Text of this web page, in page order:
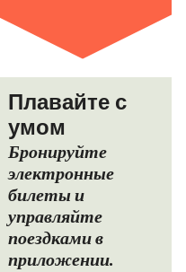
Плавайте с
умом
Бронируйте
электронные
билеты и
управляйте
поездками в
приложении.